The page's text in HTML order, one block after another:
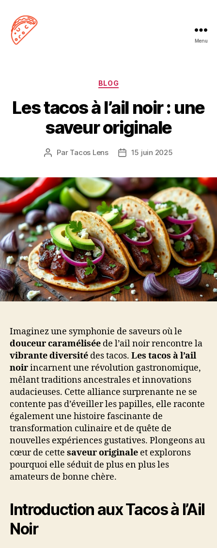
Menu
Catégories
BLOG
Les tacos à l’ail noir : une
saveur originale
Auteur
Par Tacos Lens
Date15 juin 2025
Imaginez une symphonie de saveurs où le
douceur caramélisée de l’ail noir rencontre la
vibrante diversité des tacos. Les tacos à l’ail
noirincarnent une révolution gastronomique,
mêlant traditions ancestrales et innovations
audacieuses. Cette alliance surprenante ne se
contente pas d’éveiller les papilles, elle raconte
également une histoire fascinante de
transformation culinaire et de quête de
nouvelles expériences gustatives. Plongeons au
cœur de cette saveur originale et explorons
pourquoi elle séduit de plus en plus les
amateurs de bonne chère.
Introduction aux Tacos à l’Ail
Noir